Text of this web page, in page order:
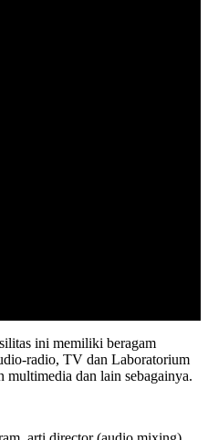
ini memiliki beragam
radio, TV dan Laboratorium
multimedia dan lain sebagainya.